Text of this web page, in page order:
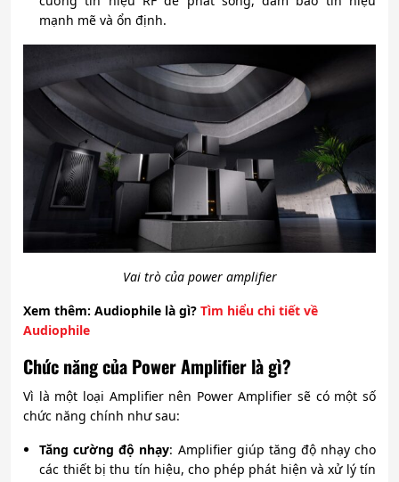
mạnh mẽ và ổn định.
Vai trò của power amplifier
Xem thêm: Audiophile là gì? Tìm hiểu chi tiết về
Audiophile
Chức năng của Power Amplifier là gì?
Vì là một loại Amplifier nên Power Amplifier sẽ có một số
chức năng chính như sau:
Tăng cường độ nhạy: Amplifier giúp tăng độ nhạy cho
các thiết bị thu tín hiệu, cho phép phát hiện và xử lý tín